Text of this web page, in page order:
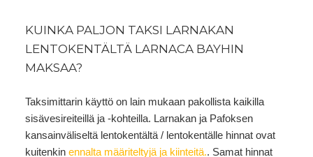
KUINKA PALJON TAKSI LARNAKAN
LENTOKENTÄLTÄ LARNACA BAYHIN
MAKSAA?
Taksimittarin käyttö on lain mukaan pakollista kaikilla
sisävesireiteillä ja -kohteilla. Larnakan ja Pafoksen
kansainväliseltä lentokentältä / lentokentälle hinnat ovat
kuitenkinennalta määriteltyjä ja kiinteitä.. Samat hinnat